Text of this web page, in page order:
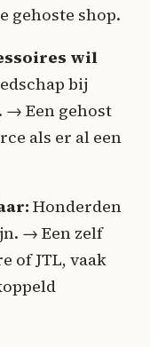
gehoste shop.
wil
bij
→ Een gehost
als er al een
Honderden
→ Een zelf
of JTL, vaak